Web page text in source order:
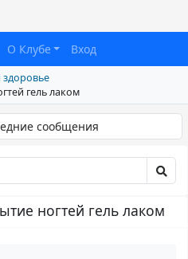
О Клубе Вход
здоровье
гель лаком
сообщения
ногтей гель лаком